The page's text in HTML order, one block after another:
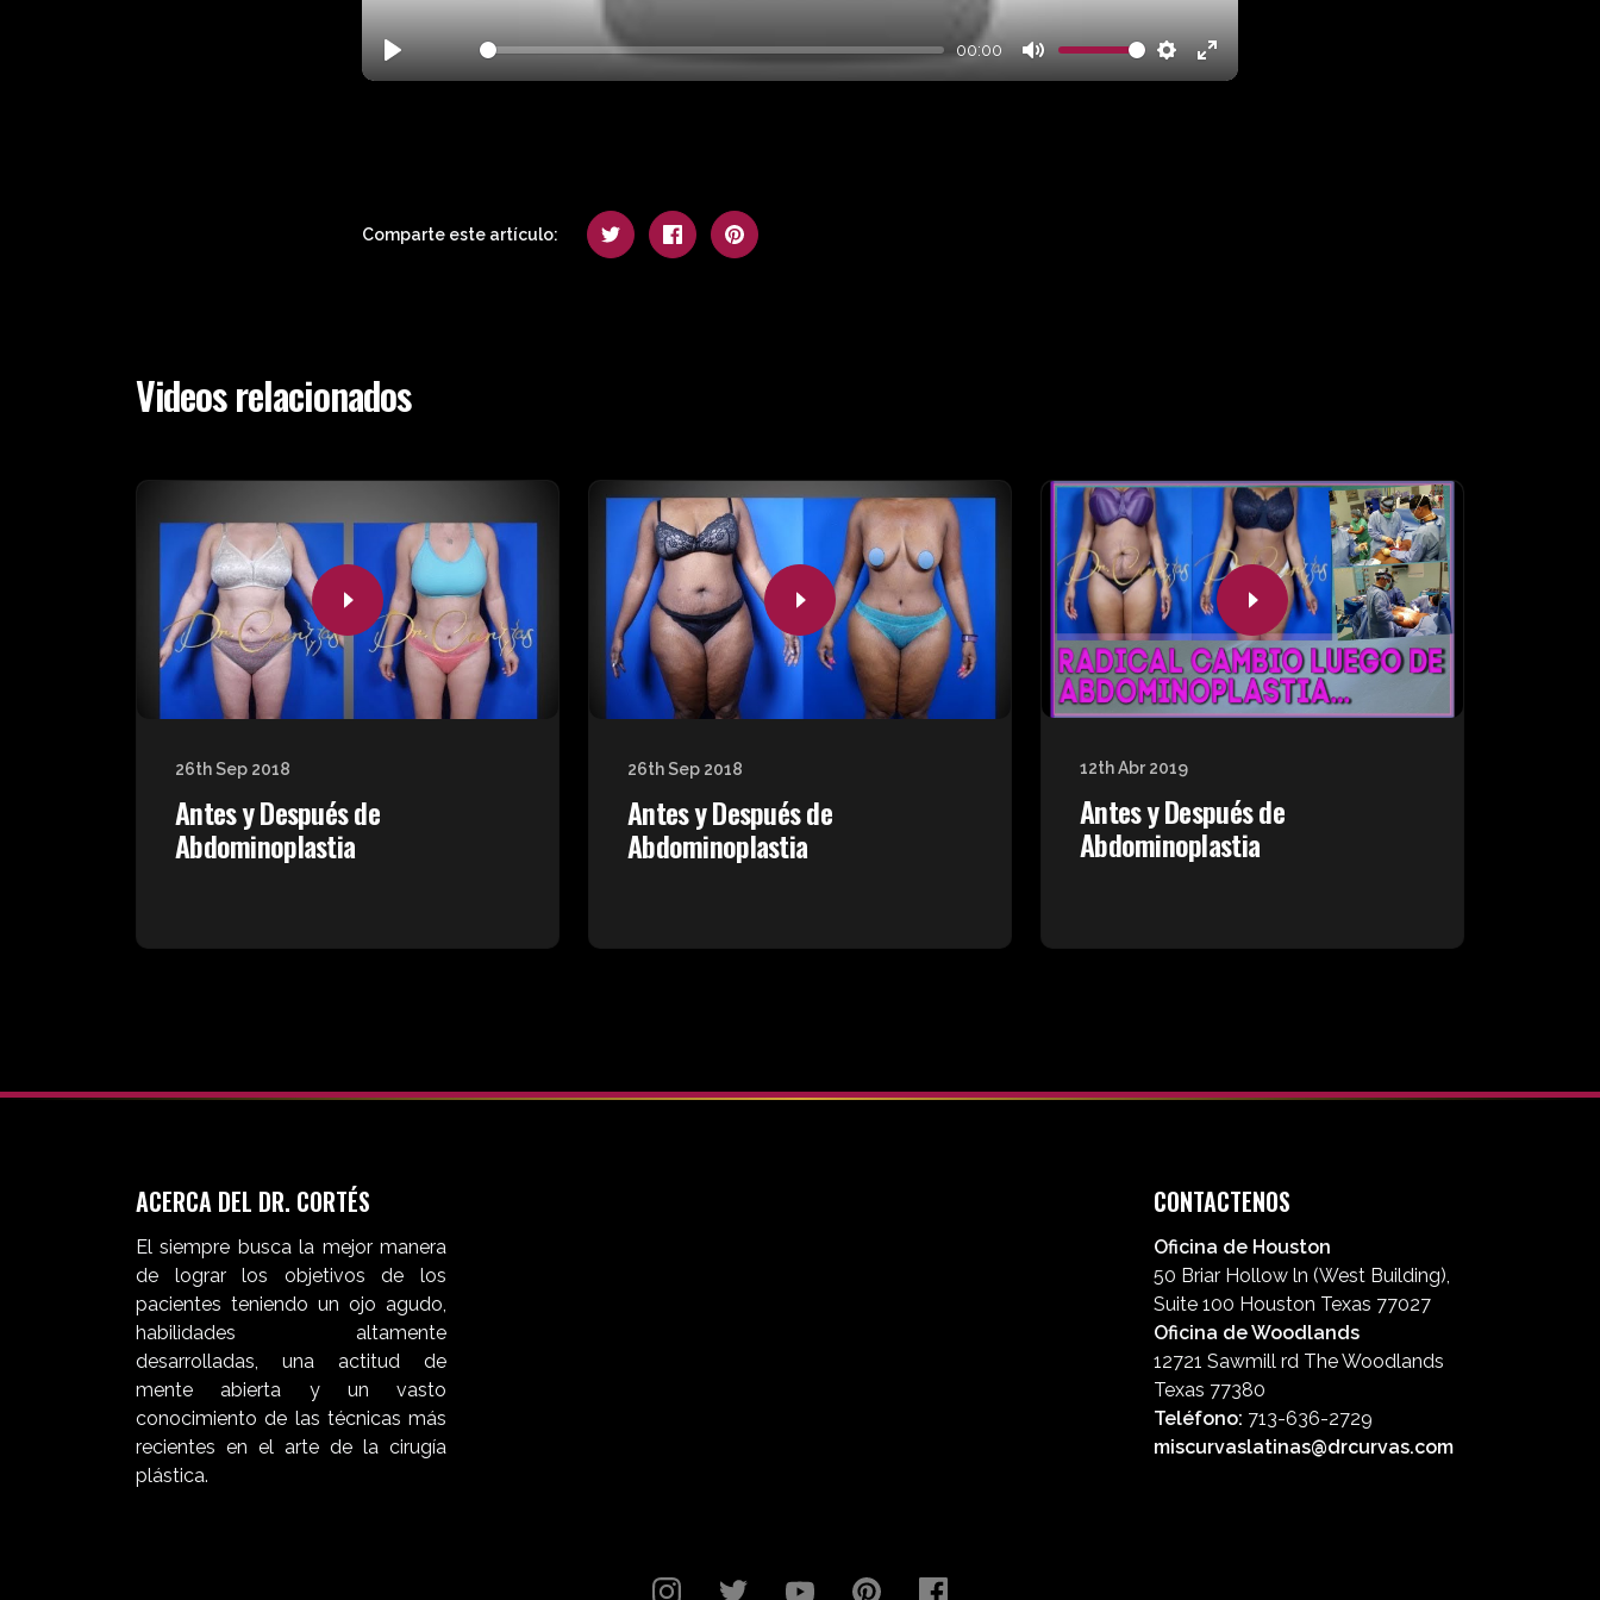
Play
00:00
Mute Settings
Enter
Comparte este artículo:
Videos relacionados
26th Sep 2018
Antes y Después de
Abdominoplastia
26th Sep 2018
Antes y Después de
Abdominoplastia
12th Abr 2019
Antes y Después de
Abdominoplastia
ACERCA DEL DR. CORTÉS
El siempre busca la mejor manera
de lograr los objetivos de los
pacientes teniendo un ojo agudo,
habilidades altamente
desarrolladas, una actitud de
mente abierta y un vasto
conocimiento de las técnicas más
recientes en el arte de la cirugía
plástica.
CONTACTENOS
Oficina de Houston
50 Briar Hollow ln (West Building),
Suite 100 Houston Texas 77027
Oficina de Woodlands
12721 Sawmill rd The Woodlands
Texas 77380
Teléfono: 713-636-2729
miscurvaslatinas@drcurvas.com